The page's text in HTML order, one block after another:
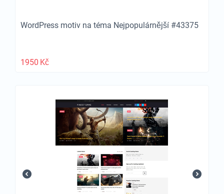
WordPress motiv na téma Nejpopulárnější #43375
1950 Kč